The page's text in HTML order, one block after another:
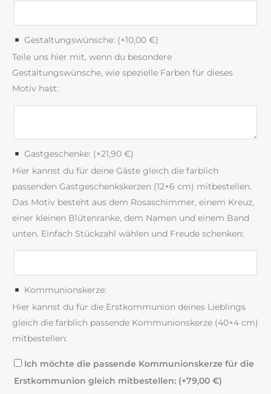
Gestaltungswünsche: (+10,00 €)
Teile uns hier mit, wenn du besondere
Gestaltungswünsche, wie spezielle Farben für dieses
Motiv hast:
Gastgeschenke: (+21,90 €)
Hier kannst du für deine Gäste gleich die farblich
passenden Gastgeschenkskerzen (12×6 cm) mitbestellen.
Das Motiv besteht aus dem Rosaschimmer, einem Kreuz,
einer kleinen Blütenranke, dem Namen und einem Band
unten. Einfach Stückzahl wählen und Freude schenken:
Kommunionskerze:
Hier kannst du für die Erstkommunion deines Lieblings
gleich die farblich passende Kommunionskerze (40×4 cm)
mitbestellen:
Ich möchte die passende Kommunionskerze für die
Erstkommunion gleich mitbestellen: (+79,00 €)